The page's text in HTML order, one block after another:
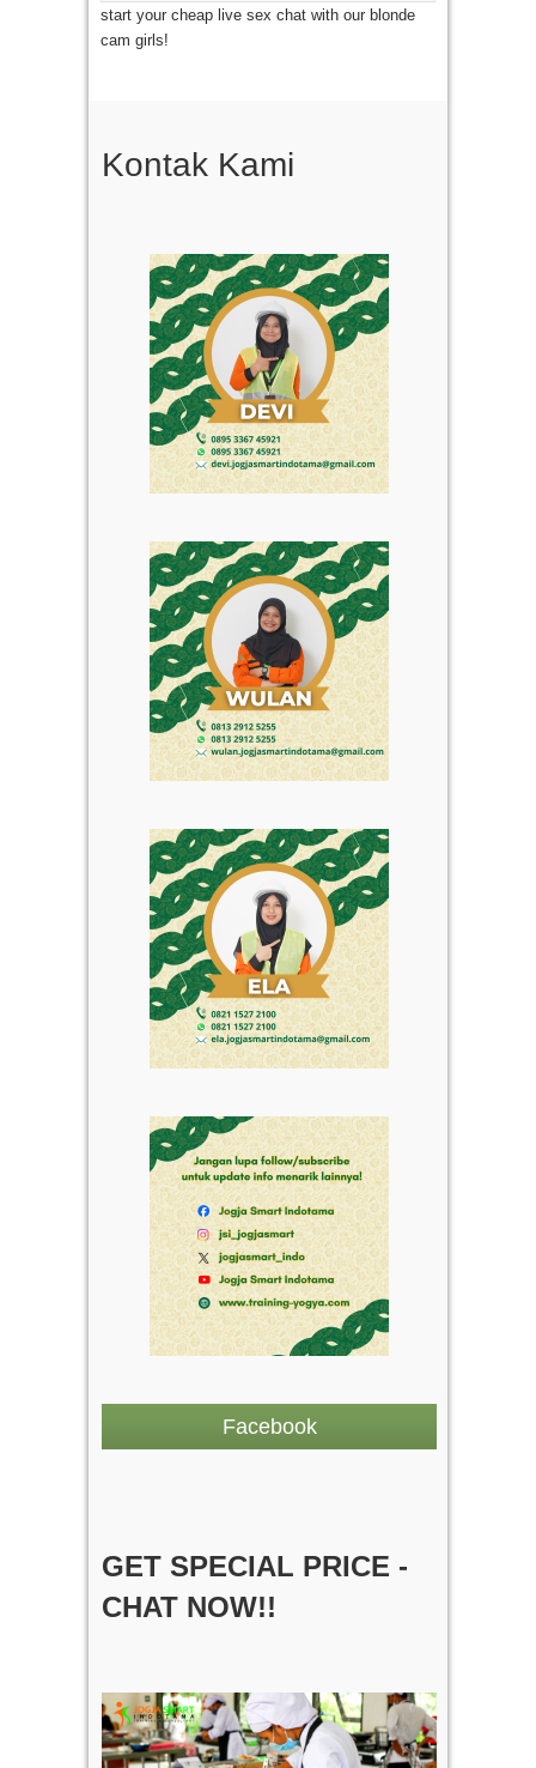
start your cheap live sex chat with our blonde
cam girls!
Kontak Kami
Facebook
GET SPECIAL PRICE -
CHAT NOW!!